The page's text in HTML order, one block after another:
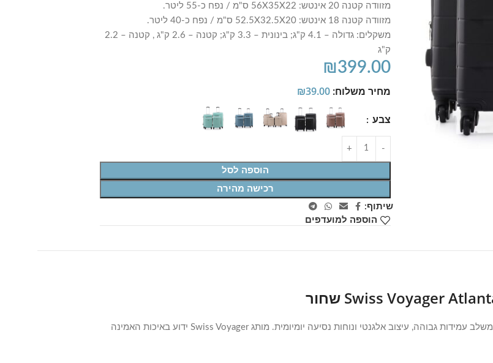
מזוודה קטנה 20 אינטש: 56X35X22 ס"מ / נפח כ-55 ליטר.
מזוודה קטנה 18 אינטש: 52.5X32.5X20 ס"מ / נפח כ-40 ליטר.
משקלים: גדולה – 4.1 ק"ג; בינונית – 3.3 ק"ג; קטנה – 2.6 ק"ג , קטנה – 2.2
ק"ג
₪399.00
מחיר משלוח: ₪39.00
צבע
הוספה לסל
רכישה מהירה
שיתוף:
הוספה למועדפים
משלב עמידות גבוהה, עיצוב אלגנטי ונוחות נסיעה יומיומית. מותג Swiss Voyager ידוע באיכות האמינה